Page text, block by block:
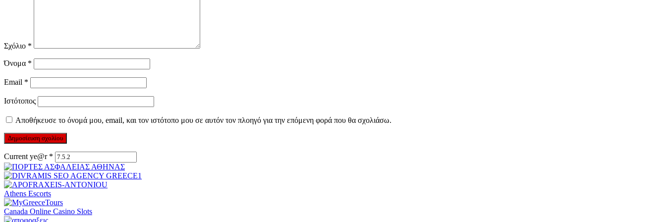
Σχόλιο *
Όνομα *
Email *
Ιστότοπος
Αποθήκευσε το όνομά μου, email, και τον ιστότοπο μου σε αυτόν τον πλοηγό για την επόμενη φορά που θα σχολιάσω.
Current ye@r *
Athens Escorts
Canada Online Casino Slots